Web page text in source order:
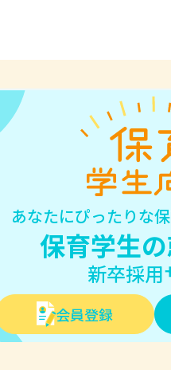
あなたにぴったりな
保育学生
新卒採用
会員登録